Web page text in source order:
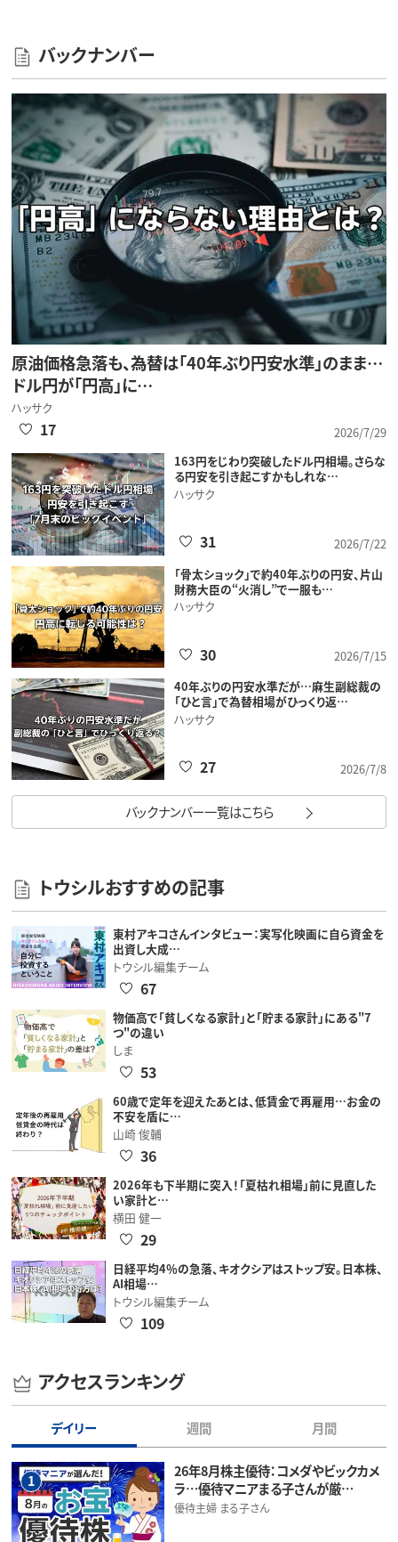
バックナンバー
原油価格急落も、為替は「40年ぶり円安水準」のまま…
ドル円が「円高」に…
ハッサク
2026/7/29
17
163円をじわり突破したドル円相場。さらな
る円安を引き起こすかもしれな…
ハッサク
2026/7/22
31
「骨太ショック」で約40年ぶりの円安、片山
財務大臣の“火消し”で一服も…
ハッサク
2026/7/15
30
40年ぶりの円安水準だが…麻生副総裁の
「ひと言」で為替相場がひっくり返…
ハッサク
2026/7/8
27
バックナンバー一覧はこちら
トウシルおすすめの記事
東村アキコさんインタビュー：実写化映画に自ら資金を
出資し大成…
トウシル編集チーム
67
物価高で「貧しくなる家計」と「貯まる家計」にある"7
つ"の違い
しま
53
60歳で定年を迎えたあとは、低賃金で再雇用…お金の
不安を盾に…
山崎 俊輔
36
2026年も下半期に突入！「夏枯れ相場」前に見直した
い家計と…
横田 健一
29
日経平均4％の急落、キオクシアはストップ安。日本株、
AI相場…
トウシル編集チーム
109
アクセスランキング
デイリー 週間 月間
1
26年8月株主優待：コメダやビックカメ
ラ…優待マニアまる子さんが厳…
優待主婦 まる子さん